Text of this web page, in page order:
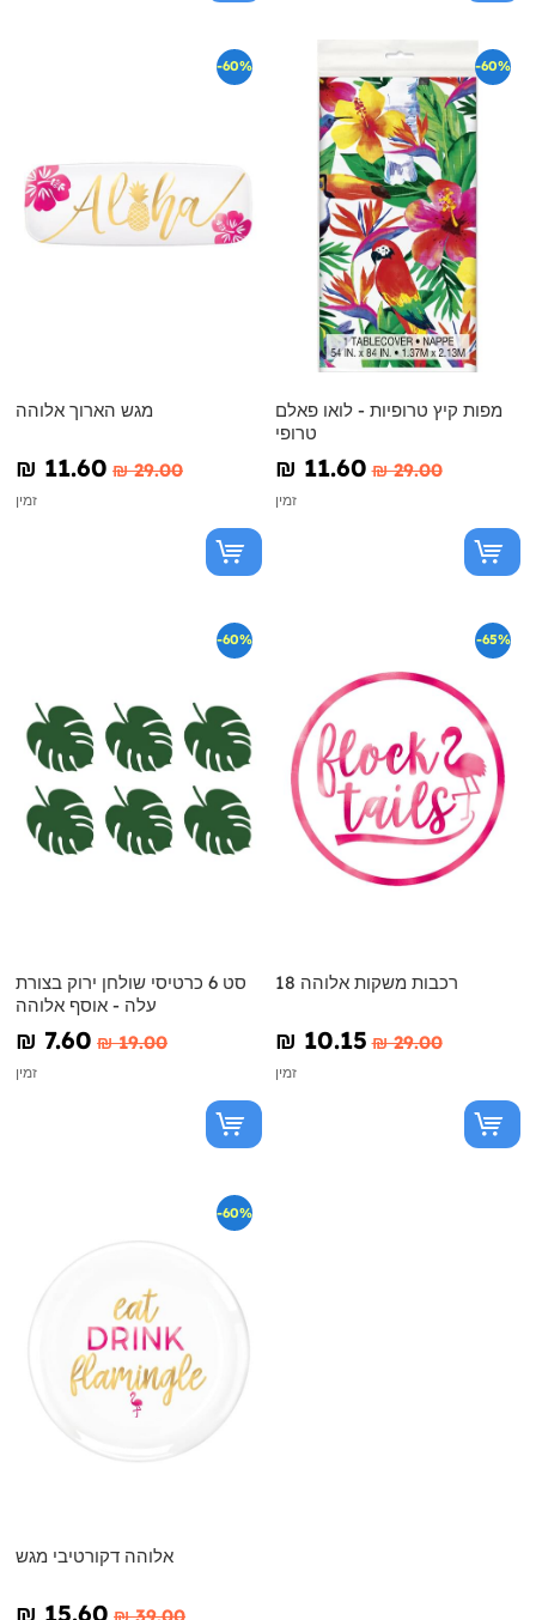
-60%
מגש הארוך אלוהה
₪‎ 11.60 ₪‎ 29.00
זמין
-60%
מפות קיץ טרופיות - לואו פאלם
טרופי
₪‎ 11.60 ₪‎ 29.00
זמין
-60%
סט 6 כרטיסי שולחן ירוק בצורת
עלה - אוסף אלוהה
₪‎ 7.60 ₪‎ 19.00
זמין
-65%
18 רכבות משקות אלוהה
₪‎ 10.15 ₪‎ 29.00
זמין
-60%
אלוהה דקורטיבי מגש
₪‎ 15.60